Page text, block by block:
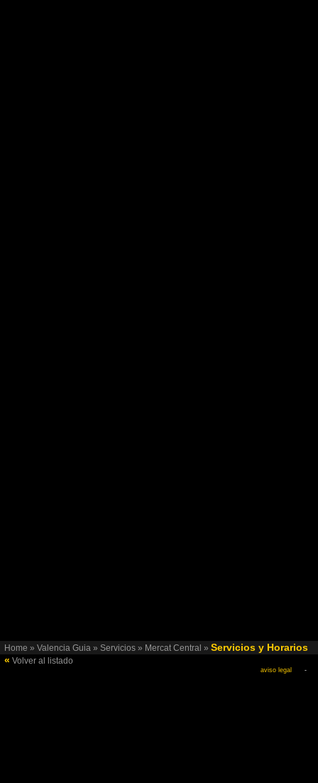
Home » Valencia Guia » Servicios » Mercat Central » Servicios y Horarios
« Volver al listado
aviso legal